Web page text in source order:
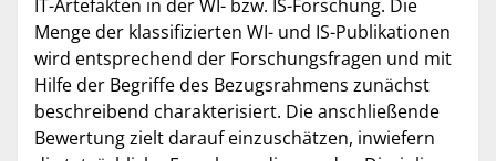
IT-Artefakten in der WI- bzw. IS-Forschung. Die
Menge der klassifizierten WI- und IS-Publikationen
wird entsprechend der Forschungsfragen und mit
Hilfe der Begriffe des Bezugsrahmens zunächst
beschreibend charakterisiert. Die anschließende
Bewertung zielt darauf einzuschätzen, inwiefern